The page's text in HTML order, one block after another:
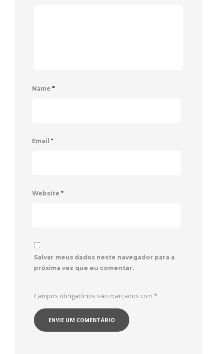
Name *
Email *
Website *
Salvar meus dados neste navegador para a
próxima vez que eu comentar.
Campos obrigatórios são marcados com *